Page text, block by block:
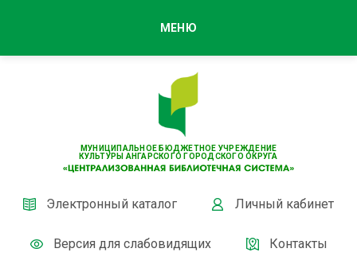
МУНИЦИПАЛЬНОЕ БЮДЖЕТНОЕ УЧРЕЖДЕНИЕ
КУЛЬТУРЫ АНГАРСКОГО ГОРОДСКОГО ОКРУГА
Электронный каталог Личный кабинет
Версия для слабовидящих Контакты
МЕНЮ